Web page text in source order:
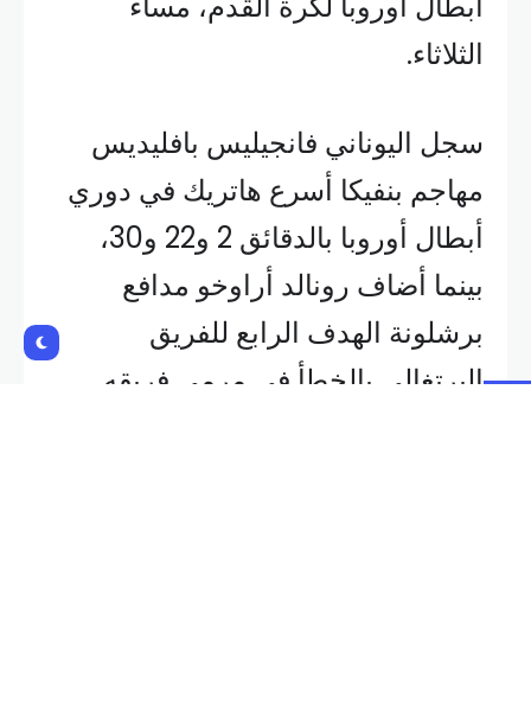
الثلاثاء.
سجل اليوناني فانجيليس بافليديس
مهاجم بنفيكا أسرع هاتريك في دوري
أبطال أوروبا بالدقائق 2 و22 و30،
بينما أضاف رونالد أراوخو مدافع
برشلونة الهدف الرابع للفريق
البرتغالي بالخطأ في مرمى فريقه